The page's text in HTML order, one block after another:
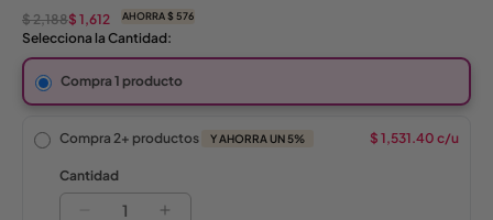
Precio
habitual
$ 2,188
Precio
de
oferta
$ 1,612 AHORRA $ 576
Privacy setting
Selecciona la Cantidad:
Compra 1 producto
Compra 2+ productos Y AHORRA UN 5% $ 1,531.40 c/u
Cantidad